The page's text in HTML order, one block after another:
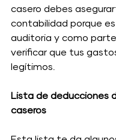
casero debes
contabilidad porque
auditoria y como
verificar que tus
legítimos.
Lista de deducciones
caseros